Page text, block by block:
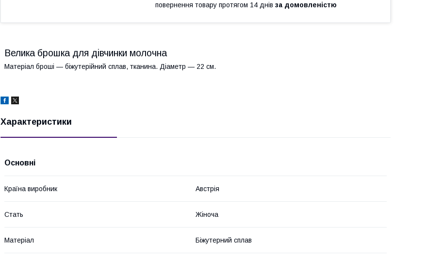
повернення товару протягом 14 днів за домовленістю
Велика брошка для дівчинки молочна
Матеріал броші — біжутерійний сплав, тканина. Діаметр — 22 см.
Характеристики
Основні
Країна виробник Австрія
Стать Жіноча
Матеріал Біжутерний сплав